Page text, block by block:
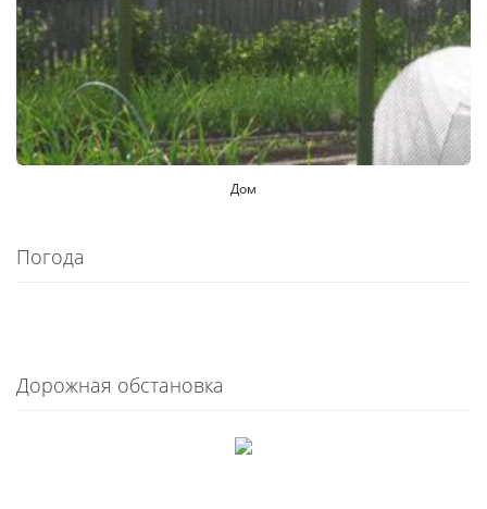
Дом
Погода
Дорожная обстановка